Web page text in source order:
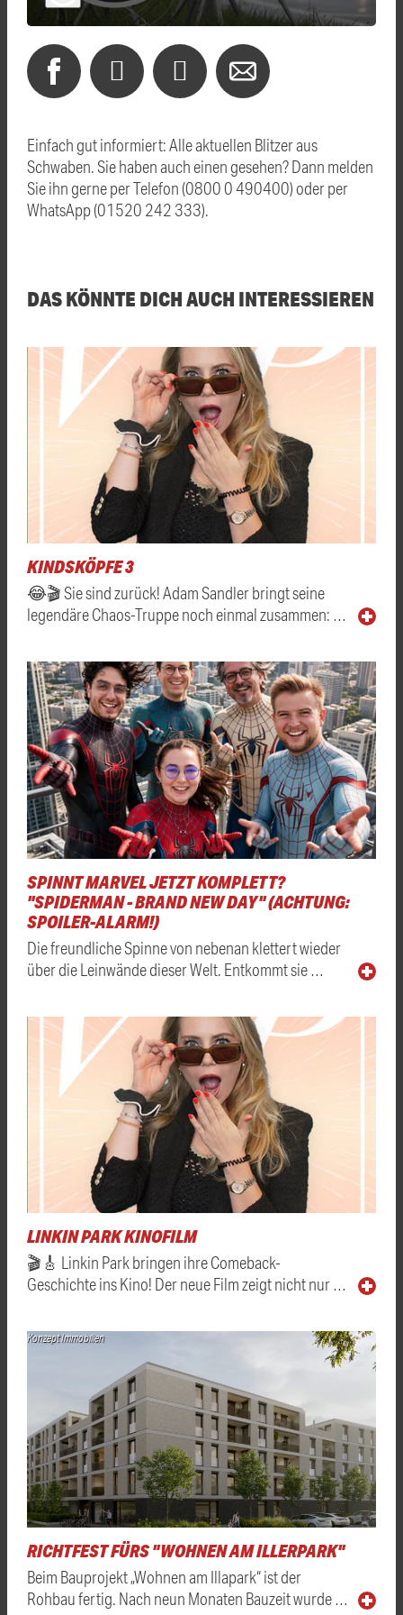
Einfach gut informiert: Alle aktuellen Blitzer aus
Schwaben. Sie haben auch einen gesehen? Dann melden
Sie ihn gerne per Telefon (0800 0 490400) oder per
WhatsApp (01520 242 333).
DAS KÖNNTE DICH AUCH INTERESSIEREN
KINDSKÖPFE 3
😂🎬 Sie sind zurück! Adam Sandler bringt seine
legendäre Chaos-Truppe noch einmal zusammen: …
SPINNT MARVEL JETZT KOMPLETT?
"SPIDERMAN - BRAND NEW DAY" (ACHTUNG:
SPOILER-ALARM!)
Die freundliche Spinne von nebenan klettert wieder
über die Leinwände dieser Welt. Entkommt sie …
LINKIN PARK KINOFILM
🎬🎸 Linkin Park bringen ihre Comeback-
Geschichte ins Kino! Der neue Film zeigt nicht nur …
Konzept Immobilien
RICHTFEST FÜRS "WOHNEN AM ILLERPARK"
Beim Bauprojekt „Wohnen am Illapark“ ist der
Rohbau fertig. Nach neun Monaten Bauzeit wurde …